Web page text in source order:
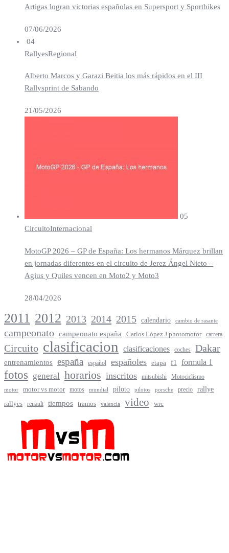
Artigas logran victorias españolas en Supersport y Sportbikes
07/06/2026
04
RallyesRegional
Alberto Marcos y Garazi Beitia los más rápidos en el III
Rallysprint de Sabando
21/05/2026
05
CircuitoInternacional
MotoGP 2026 – GP de España: Los hermanos Márquez brillan
en jornadas diferentes en el circuito de Jerez Ángel Nieto –
Agius y Quiles vencen en Moto2 y Moto3
28/04/2026
2011 2012 2013 2014 2015 calendario cambio de rasante
campeonato campeonato españa Carlos López J.photomotor carrera
Circuito clasificacion clasificaciones coches Dakar
entrenamientos españa español españoles etapa f1 formula 1
fotos general horarios inscritos mitsubishi Motociclismo
motor motor vs motor motos mundial piloto pilotos porsche precio rallye
rallyes renault tiempos tramos valencia video wrc